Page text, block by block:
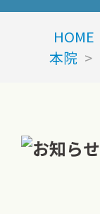
HOME
本院 >